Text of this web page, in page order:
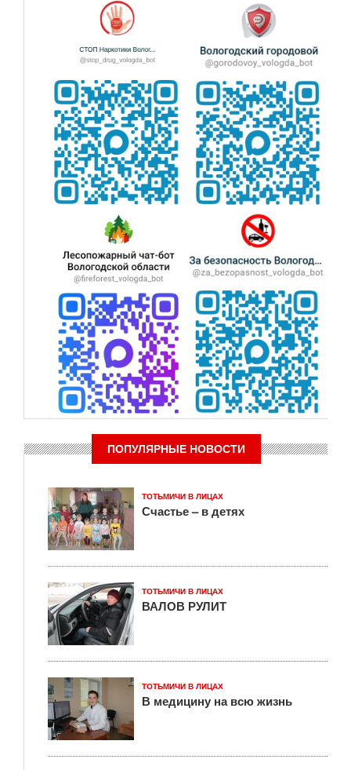
ПОПУЛЯРНЫЕ НОВОСТИ
ТОТЬМИЧИ В ЛИЦАХ
Счастье – в детях
ТОТЬМИЧИ В ЛИЦАХ
ВАЛОВ РУЛИТ
ТОТЬМИЧИ В ЛИЦАХ
В медицину на всю жизнь